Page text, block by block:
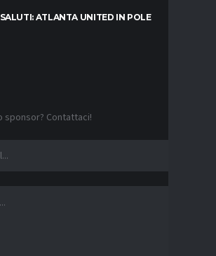
ATLANTA UNITED IN POLE
sponsor? Contattaci!